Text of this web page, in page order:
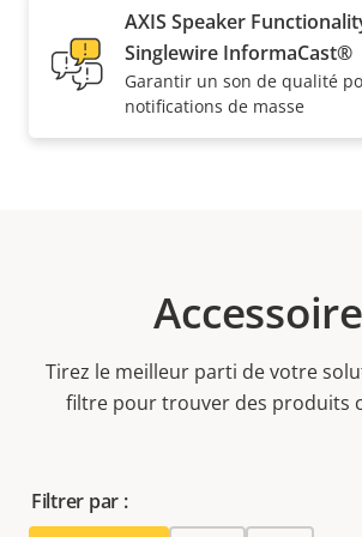
AXIS Speaker
Singlewire InformaCast®
Garantir un son de qualité
notifications de masse
Tirez le meilleur parti de votre
filtre pour trouver des produits
Filtrer par :